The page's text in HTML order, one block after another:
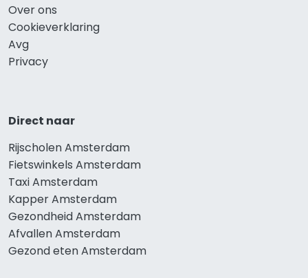
Over ons
Cookieverklaring
Avg
Privacy
Direct naar
Rijscholen Amsterdam
Fietswinkels Amsterdam
Taxi Amsterdam
Kapper Amsterdam
Gezondheid Amsterdam
Afvallen Amsterdam
Gezond eten Amsterdam